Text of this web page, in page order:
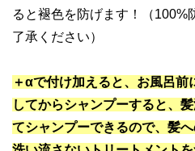
ると褪色を防げます！（100%
了承ください）
＋αで付け加えると、お風呂
してからシャンプーすると、
てシャンプーできるので、髪